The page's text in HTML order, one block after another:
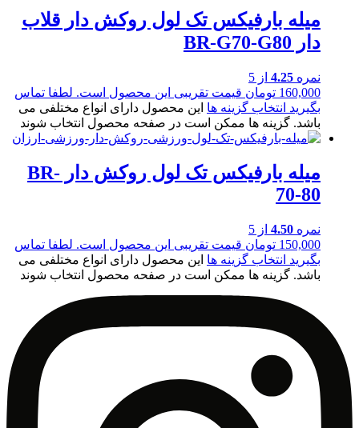
میله بارفیکس تک لول روکش دار قلاب
دار BR-G70-G80
نمره 4.25 از 5
160,000 تومان قیمت تقریبی این محصول است. لطفا تماس
بگیرید انتخاب گزینه ها این محصول دارای انواع مختلفی می
باشد. گزینه ها ممکن است در صفحه محصول انتخاب شوند
میله بارفیکس تک لول روکش دار BR-
70-80
نمره 4.50 از 5
150,000 تومان قیمت تقریبی این محصول است. لطفا تماس
بگیرید انتخاب گزینه ها این محصول دارای انواع مختلفی می
باشد. گزینه ها ممکن است در صفحه محصول انتخاب شوند